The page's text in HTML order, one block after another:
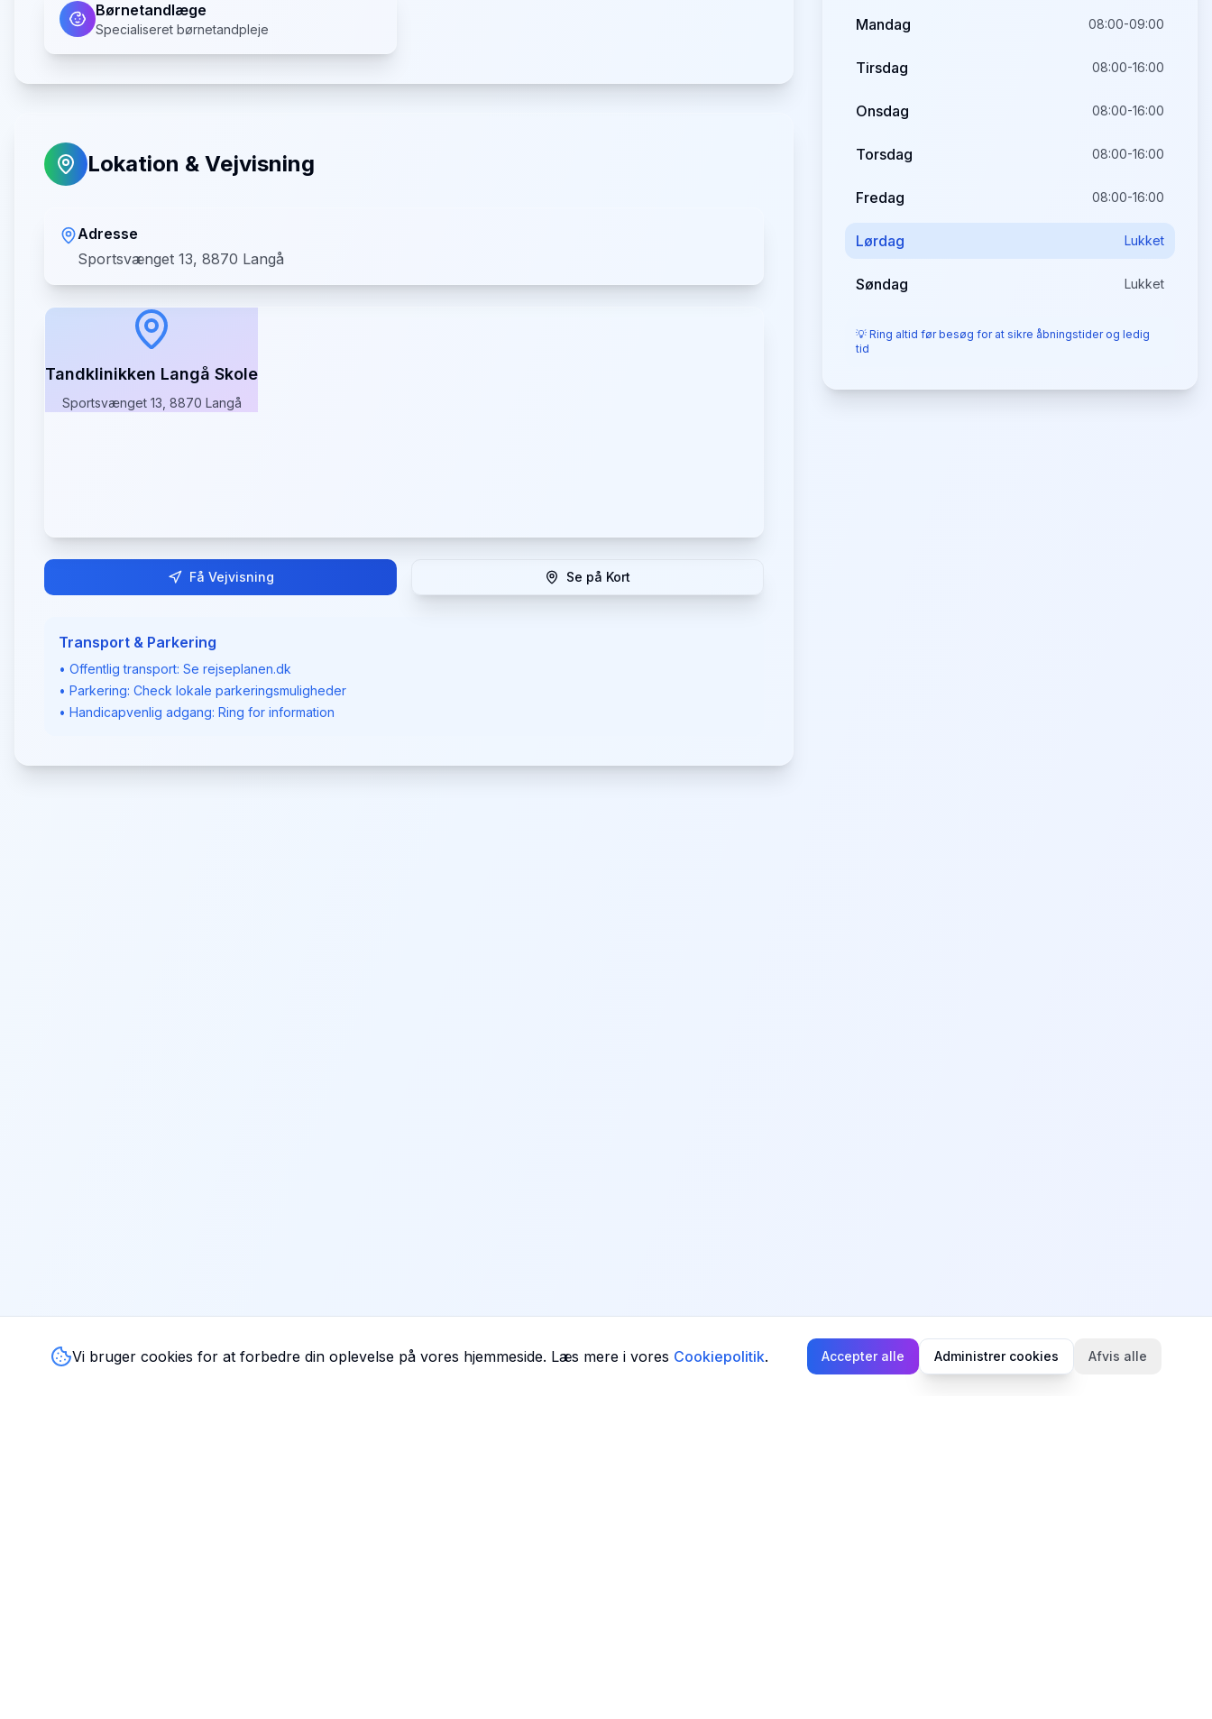
Børnetandlæge
Specialiseret børnetandpleje
Lokation & Vejvisning
Adresse
Sportsvænget 13, 8870 Langå
Tandklinikken Langå Skole
Sportsvænget 13, 8870 Langå
Få Vejvisning Se på Kort
Transport & Parkering
• Offentlig transport: Se rejseplanen.dk
• Parkering: Check lokale parkeringsmuligheder
• Handicapvenlig adgang: Ring for information
Mandag 08:00-09:00
Tirsdag 08:00-16:00
Onsdag 08:00-16:00
Torsdag 08:00-16:00
Fredag 08:00-16:00
Lørdag Lukket
Søndag Lukket
💡 Ring altid før besøg for at sikre åbningstider og ledig
tid
Vi bruger cookies for at forbedre din oplevelse på vores hjemmeside. Læs mere i vores Cookiepolitik. Accepter alle Administrer cookies Afvis alle